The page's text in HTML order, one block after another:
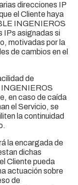
direcciones IP
el Cliente haya
INGENIEROS
IPs asignadas si
motivadas por la
de cambios en el
de
INGENIEROS
en caso de caída
el Servicio, se
la continuidad
la encargada de
dichas
Cliente pueda
actuación sobre
de